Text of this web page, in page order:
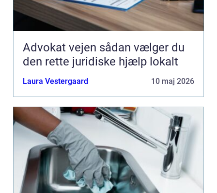
Advokat vejen sådan vælger du
den rette juridiske hjælp lokalt
Laura Vestergaard 10 maj 2026